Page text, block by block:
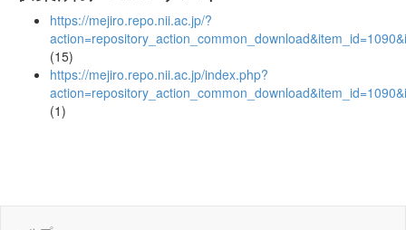
https://mejiro.repo.nii.ac.jp/?
(15)
https://mejiro.repo.nii.ac.jp/index.php?
(1)